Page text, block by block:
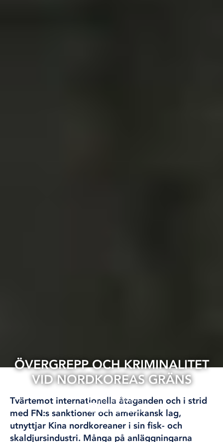
ÖVERGREPP OCH KRIMINALITET
VID NORDKOREAS GRÄNS
25 jul, 2024
INTERNATIONELLT
Tvärtemot internationella åtaganden och i strid
med FN:s sanktioner och amerikansk lag,
utnyttjar Kina nordkoreaner i sin fisk- och
skaldjursindustri. Många på anläggningarna